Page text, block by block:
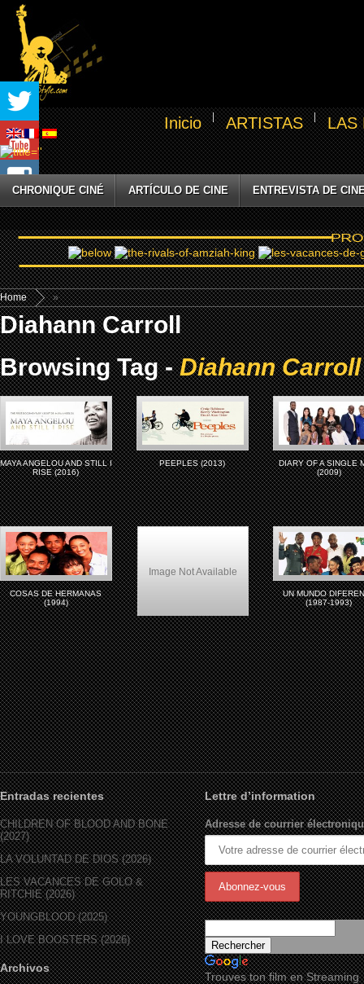
Inicio ARTISTAS LAS
CHRONIQUE CINÉ ARTÍCULO DE CINE ENTREVISTA DE
Home »
Diahann Carroll
Browsing Tag -Diahann Carroll
MAYA ANGELOU AND STILL I
RISE (2016)
PEEPLES (2013)
DIARY OF A SINGLE
(2009)
COSAS DE HERMANAS
(1994)
Image Not Available
The Five HeartBeats (1991)
UN MUNDO
(1987-1993)
Entradas recientes
CHILDREN OF BLOOD AND BONE
(2027)
LA VOLUNTAD DE DIOS (2026)
LES VACANCES DE GOLO &
RITCHIE (2026)
YOUNGBLOOD (2025)
I LOVE BOOSTERS (2026)
Archivos
Lettre d’information
Adresse de courrier
Trouves ton film en Streaming